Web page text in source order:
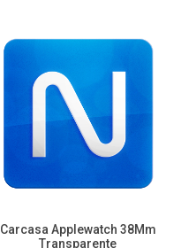
Carcasa Applewatch 38Mm
Transparente